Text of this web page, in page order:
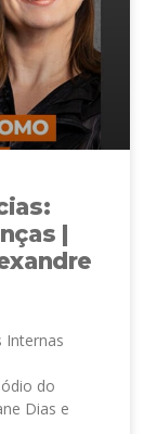
|
Internas
do
Dias e